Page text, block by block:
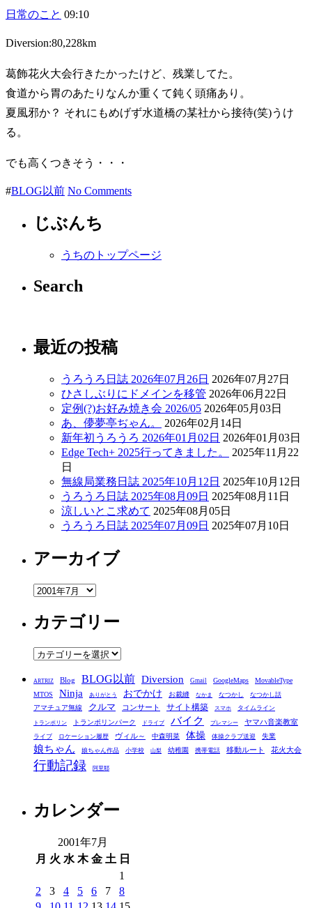
日常のこと 09:10
Diversion:80,228km
葛飾花火大会行きたかったけど、残業してた。
食道から胃のあたりなんか重くて鈍く頭痛あり。
夏風邪か？ それにもめげず水道橋の某社から接待(笑)うけ
る。
でも高くつきそう・・・
#BLOG以前 No Comments
じぶんち
うちのトップページ
Search
最近の投稿
うろうろ日誌 2026年07月26日 2026年07月27日
ひさしぶりにドメインを移管 2026年06月22日
定例(?)お好み焼き会 2026/05 2026年05月03日
あ、儚夢亭ぢゃん。
2026年02月14日
新年初うろうろ 2026年01月02日 2026年01月03日
Edge Tech+ 2025行ってきました。
2025年11月22
日
無線局業務日誌 2025年10月12日 2025年10月12日
うろうろ日誌 2025年08月09日 2025年08月11日
涼しいとこ求めて 2025年08月05日
うろうろ日誌 2025年07月09日 2025年07月10日
アーカイブ
ア
カ
イ
ブ
カテゴリー
カ
ゴ
リ
ー
ARTRIZ Blog BLOG以前 Diversion Gmail GoogleMaps
MovableType
MTOS
Ninja ありがとう おでかけ お裁縫 なかま なつかし なつかし話
アマチュア無線 クルマ コンサート サイト構築 スマホ タイムライン
トランポリン トランポリンパーク ドライブ バイク プレマシー ヤマハ音楽教室
ライブ ロケーション履歴 ヴィル～ 中森明菜 体操 体操クラブ送迎 失業
娘ちゃん 娘ちゃん作品 小学校 山梨 幼稚園 携帯電話 移動ルート 花火大会
行動記録 阿里耶
カレンダー
2001年7月
月 火 水 木 金 土 日
1
2
3 4 5 6 7
8